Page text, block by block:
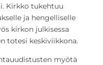
Kirkko tukehtuu
ja hengelliselle
kirkon julkisessa
totesi keskiviikkona.
myötä